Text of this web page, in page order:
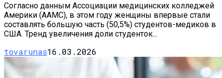
Согласно данным Ассоциации медицинских колледжей
Америки (AAMC), в этом году женщины впервые стали
составлять большую часть (50,5%) студентов-медиков в
США. Тренд увеличения доли студенток...
tovarunas16.03.2026